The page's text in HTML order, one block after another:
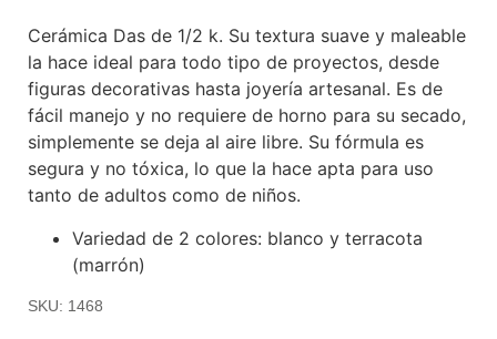
Cerámica Das de 1/2 k. Su textura suave y maleable
la hace ideal para todo tipo de proyectos, desde
figuras decorativas hasta joyería artesanal. Es de
fácil manejo y no requiere de horno para su secado,
simplemente se deja al aire libre. Su fórmula es
segura y no tóxica, lo que la hace apta para uso
tanto de adultos como de niños.
Variedad de 2 colores: blanco y terracota
(marrón)
SKU: 1468